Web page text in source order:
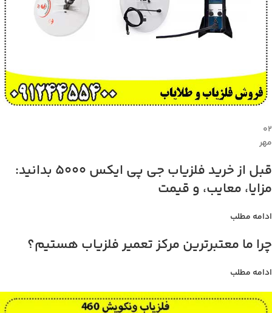
۰۲
مهر
قبل از خرید فلزیاب جی پی ایکس 5000 بدانید:
مزایا، معایب، و قیمت
ادامه مطلب
چرا ما معتبرترین مرکز تعمیر فلزیاب هستیم؟
ادامه مطلب